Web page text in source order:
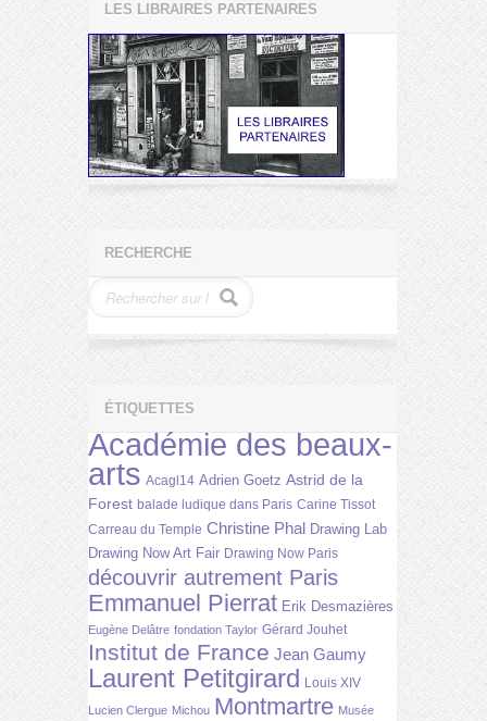
LES LIBRAIRES PARTENAIRES
RECHERCHE
ÉTIQUETTES
Académie des beaux-
arts Acagl14 Adrien Goetz Astrid de la
Forest balade ludique dans Paris Carine Tissot
Carreau du Temple Christine Phal Drawing Lab
Drawing Now Art Fair Drawing Now Paris
découvrir autrement Paris
Emmanuel Pierrat Erik Desmazières
Eugène Delâtre fondation Taylor Gérard Jouhet
Institut de France Jean Gaumy
Laurent Petitgirard Louis XIV
Lucien Clergue Michou Montmartre Musée